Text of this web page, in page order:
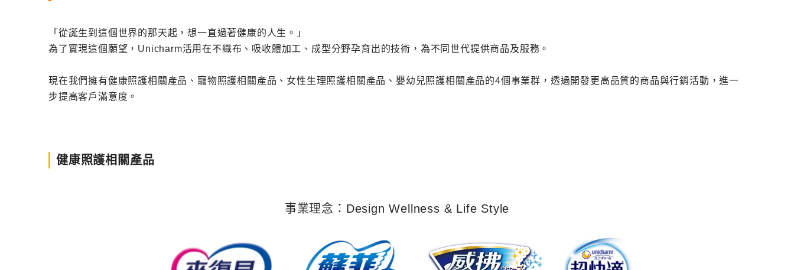
「從誕生到這個世界的那天起，想一直過著健康的人生。」
為了實現這個願望，Unicharm活用在不織布、吸收體加工、成型分野孕育出的技術，為不同世代提供商品及服務。
現在我們擁有健康照護相關產品、寵物照護相關產品、女性生理照護相關產品、嬰幼兒照護相關產品的4個事業群，透過開發更高品質的商品與行銷活動，進一
步提高客戶滿意度。
健康照護相關產品
事業理念：Design Wellness & Life Style